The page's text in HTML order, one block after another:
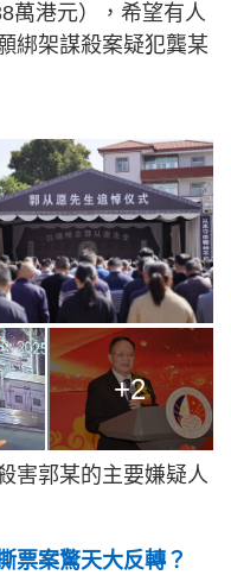
萬港元），希望有人
綁架謀殺案疑犯龔某
+2
害郭某的主要嫌疑人
票案驚天大反轉？